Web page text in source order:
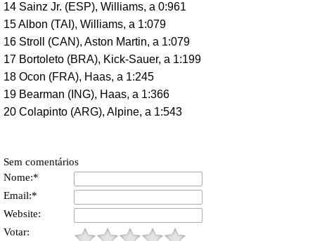
14 Sainz Jr. (ESP), Williams, a 0:961
15 Albon (TAI), Williams, a 1:079
16 Stroll (CAN), Aston Martin, a 1:079
17 Bortoleto (BRA), Kick-Sauer, a 1:199
18 Ocon (FRA), Haas, a 1:245
19 Bearman (ING), Haas, a 1:366
20 Colapinto (ARG), Alpine, a 1:543
Sem comentários
Nome:*
Email:*
Website:
Votar: